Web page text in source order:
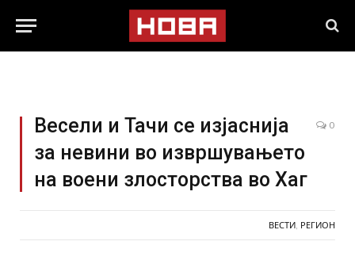
Весели и Тачи се изјаснија
за невини во извршувањето
на воени злосторства во Хаг
0
ВЕСТИ РЕГИОН